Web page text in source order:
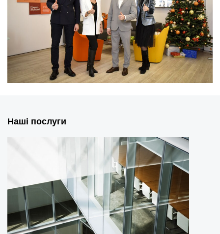
Наші послуги